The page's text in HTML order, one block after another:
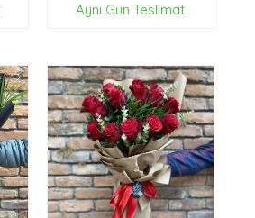
Aynı Gün Teslimat